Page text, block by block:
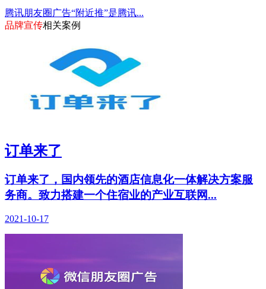
腾讯朋友圈广告“附近推”是腾讯...
品牌宣传相关案例
订单来了
订单来了，国内领先的酒店信息化一体解决方案服
务商。致力搭建一个住宿业的产业互联网...
2021-10-17